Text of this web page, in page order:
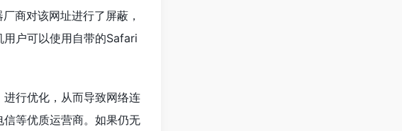
商对该网址进行了屏蔽，
户可以使用自带的Safari
行优化，从而导致网络连
等优质运营商。如果仍无